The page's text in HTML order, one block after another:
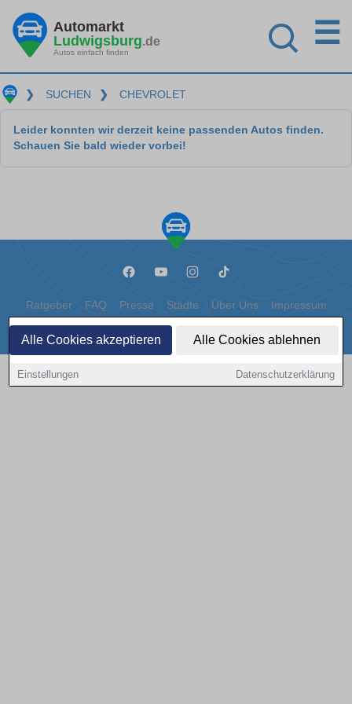
Alle Cookies akzeptieren Alle Cookies ablehnen
Einstellungen Datenschutzerklärung
Automarkt
Ludwigsburg.de
Autos einfach finden
☰
❯ SUCHEN ❯ CHEVROLET
Leider konnten wir derzeit keine passenden Autos finden.
Schauen Sie bald wieder vorbei!
Ratgeber FAQ Presse Städte Über Uns Impressum
Datenschutz Cookies
Copyright © 2000 - 2026 | 1A Infosysteme GmbH | Content by: 1a-sites-autos